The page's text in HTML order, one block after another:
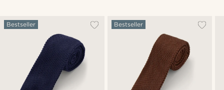
Bestseller Bestseller